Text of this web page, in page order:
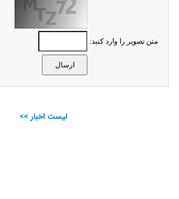
متن تصویر را وارد کنید:
لیست اخبار >>